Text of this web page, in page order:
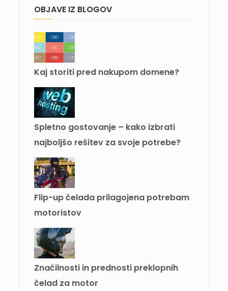
OBJAVE IZ BLOGOV
Kaj storiti pred nakupom domene?
Spletno gostovanje – kako izbrati
najboljšo rešitev za svoje potrebe?
Flip-up čelada prilagojena potrebam
motoristov
Značilnosti in prednosti preklopnih
čelad za motor